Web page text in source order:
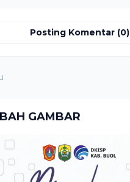
Posting Komentar (0)
GAMBAR